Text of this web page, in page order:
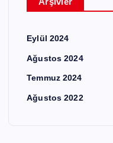
Eylül 2024
Ağustos 2024
Temmuz 2024
Ağustos 2022